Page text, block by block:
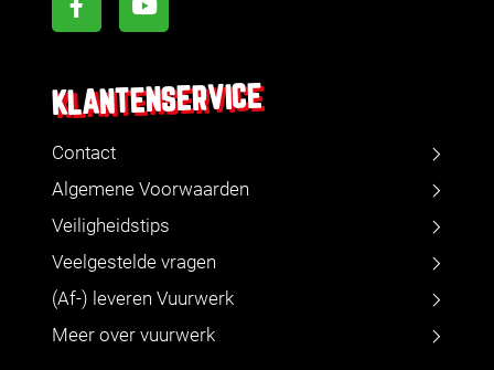
KLANTENSERVICE
Contact
Algemene Voorwaarden
Veiligheidstips
Veelgestelde vragen
(Af-) leveren Vuurwerk
Meer over vuurwerk